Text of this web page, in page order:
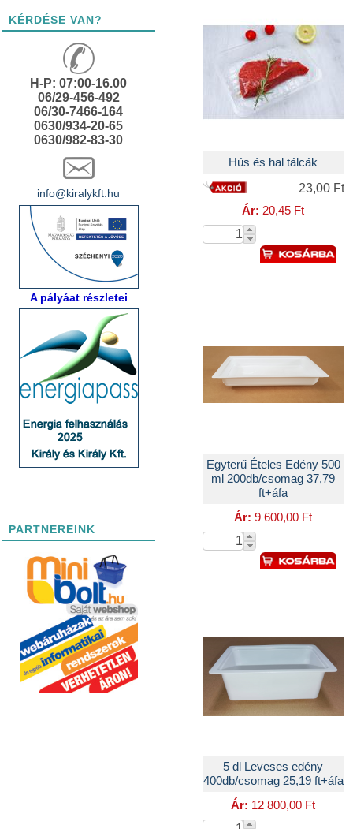
KÉRDÉSE VAN?
H-P: 07:00-16.00
06/29-456-492
06/30-7466-164
0630/934-20-65
0630/982-83-30
info@kiralykft.hu
A pályáat részletei
PARTNEREINK
Hús és hal tálcák
23,00 Ft
Ár: 20,45 Ft
Egyterű Ételes Edény 500
ml 200db/csomag 37,79
ft+áfa
Ár:9 600,00 Ft
5 dl Leveses edény
400db/csomag 25,19 ft+áfa
Ár: 12 800,00 Ft